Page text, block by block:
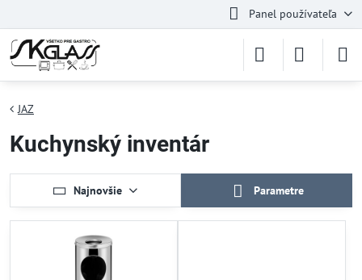
Panel používateľa
JAZ
Kuchynský inventár
Najnovšie Parametre